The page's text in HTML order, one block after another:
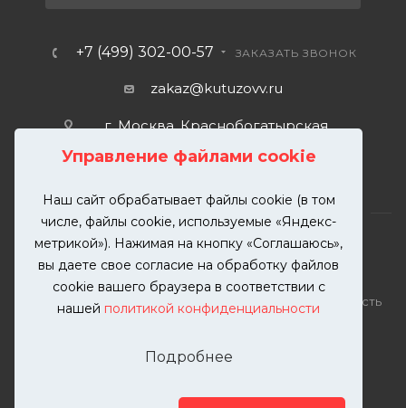
Управление файлами cookie
Наш сайт обрабатывает файлы cookie (в том
числе, файлы cookie, используемые «Яндекс-
метрикой»). Нажимая на кнопку «Соглашаюсь»,
вы даете свое согласие на обработку файлов
cookie вашего браузера в соответствии с
нашей политикой конфиденциальности
Подробнее
+7 (499) 302-00-57 ЗАКАЗАТЬ ЗВОНОК
zakaz@kutuzovv.ru
г. Москва, Краснобогатырская
2026 © KUTUZOVV | Кузовной ремонт и покраска
автомобилей. Вся информация на сайте – собственность
разрешения запрещена. Все права защищены.
Телефон: 8(499)-302-00-57